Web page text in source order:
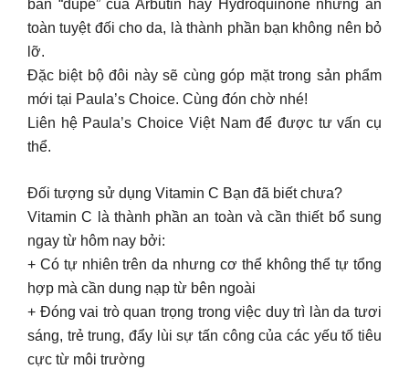
bản “dupe” của Arbutin hay Hydroquinone nhưng an
toàn tuyệt đối cho da, là thành phần bạn không nên bỏ
lỡ.
Đặc biệt bộ đôi này sẽ cùng góp mặt trong sản phẩm
mới tại Paula’s Choice. Cùng đón chờ nhé!
Liên hệ Paula’s Choice Việt Nam để được tư vấn cụ
thể.
Đối tượng sử dụng Vitamin C Bạn đã biết chưa?
Vitamin C là thành phần an toàn và cần thiết bổ sung
ngay từ hôm nay bởi:
+ Có tự nhiên trên da nhưng cơ thể không thể tự tổng
hợp mà cần dung nạp từ bên ngoài
+ Đóng vai trò quan trọng trong việc duy trì làn da tươi
sáng, trẻ trung, đẩy lùi sự tấn công của các yếu tố tiêu
cực từ môi trường